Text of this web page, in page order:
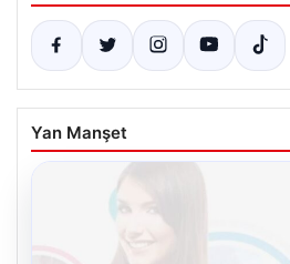
Yan Manşet